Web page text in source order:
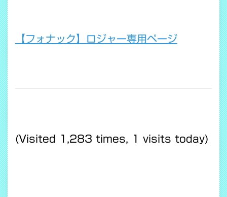
【フォナック】ロジャー専用ページ
(Visited 1,283 times, 1 visits today)